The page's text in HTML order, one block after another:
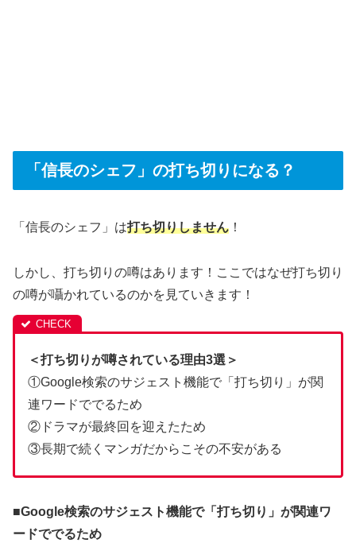
「信長のシェフ」の打ち切りになる？
「信長のシェフ」は打ち切りしません ！
しかし、打ち切りの噂はあります！ここではなぜ打ち切り
の噂が囁かれているのかを見ていきます！
＜打ち切りが噂されている理由3選＞
①Google検索のサジェスト機能で「打ち切り」が関
連ワードででるため
②ドラマが最終回を迎えたため
③長期で続くマンガだからこその不安がある
■Google検索のサジェスト機能で「打ち切り」が関連ワ
ードででるため